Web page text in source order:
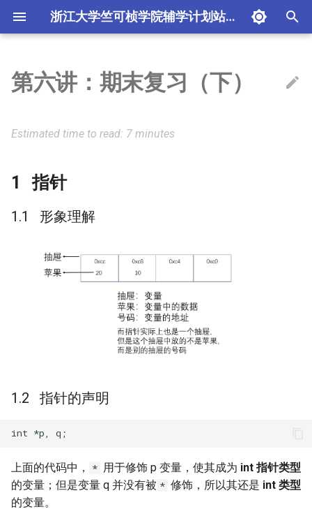
浙江大学竺可桢学院辅学计划站点
y
p
r
i
n
测试
贡献
2023-2024 学年线代辅学
2024-2025 学年线代辅学
Linux 与 Shell 基础和 VS
开源世界生存基础
面向纯小白的MATLAB编程入
网络基础知识与配置
历年卷 历年卷经典题目解析
每日一题
2023-2024
指针概览
指针
形象理解
多级指针
形参和实参
链表 Linked-List
结构
讲点基础知识
1. 程序编译过程与调试技
课前：准备开发与调试环
课前：MAGIC 函数
3. I/O 与文件
课前：一些样例
4. C 标准库
简明 C 标准库
指针及链表相关知识点复
第六讲：期末复习（下）
Estimated time to read: 7 minutes
指针
形象理解
指针的声明
上面的代码中， * 用于修饰 p 变量，使其成为 int 指针类型
的变量；但是变量 q 并没有被 * 修饰，所以其还是 int 类型
的变量。